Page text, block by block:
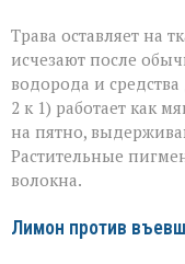
Трава оставляет на
исчезают после
водорода и
2 к 1) работает как
на пятно,
Растительные
волокна.
Лимон против